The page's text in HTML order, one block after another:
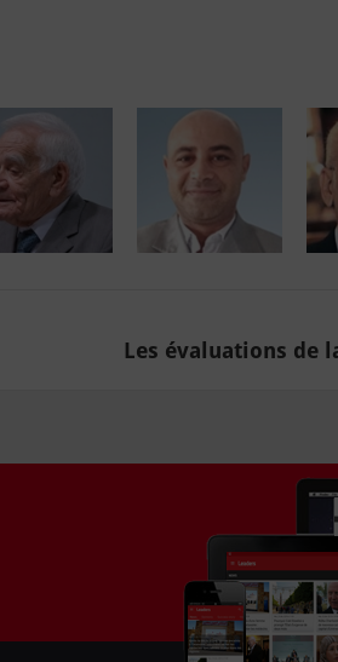
Les évaluations de